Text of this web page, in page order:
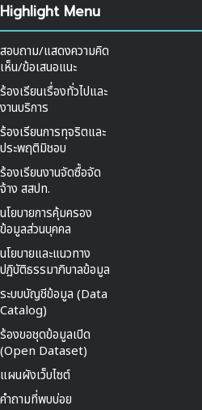
Highlight Menu
สอบถาม/แสดงความคิด
เห็น/ข้อเสนอแนะ
ร้องเรียนเรื่องทั่วไปและ
งานบริการ
ร้องเรียนการทุจริตและ
ประพฤติมิชอบ
ร้องเรียนงานจัดซื้อจัด
จ้าง สสปท.
นโยบายการคุ้มครอง
ข้อมูลส่วนบุคคล
นโยบายและแนวทาง
ปฏิบัติธรรมาภิบาลข้อมูล
ระบบบัญชีข้อมูล (Data
Catalog)
ร้องขอชุดข้อมูลเปิด
(Open Dataset)
แผนผังเว็บไซต์
คำถามที่พบบ่อย